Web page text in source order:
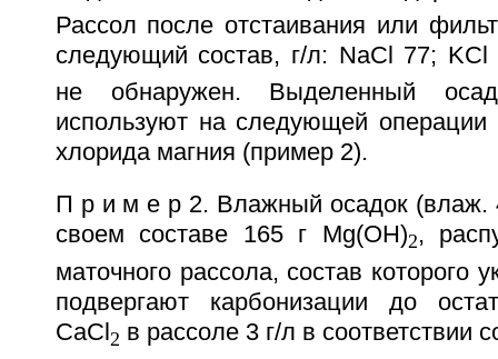
Рассол после отстаивания или
следующий состав, г/л: NaCl 77; KCl
не обнаружен. Выделенный
используют на следующей операции
хлорида магния (пример 2).
П р и м е р 2. Влажный осадок (влаж.
своем составе 165 г Mg(OH)2,
маточного рассола, состав которого
подвергают карбонизации до
СaCl 2 в рассоле 3 г/л в соответствии